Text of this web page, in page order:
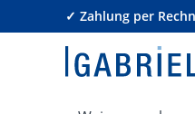
✓ Zahlung per